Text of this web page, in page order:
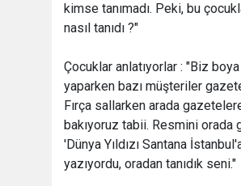
kimse tanımadı. Peki, bu
nasıl tanıdı ?"
Çocuklar anlatıyorlar : "Biz boya
yaparken bazı müşteriler
Fırça sallarken arada
bakıyoruz tabii. Resmini orada
'Dünya Yıldızı Santana
yazıyordu, oradan tanıdık seni."